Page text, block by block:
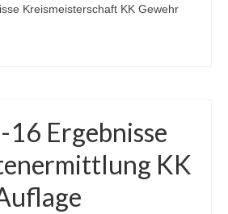
Kreismeisterschaft KK Gewehr
Ergebnisse
KK